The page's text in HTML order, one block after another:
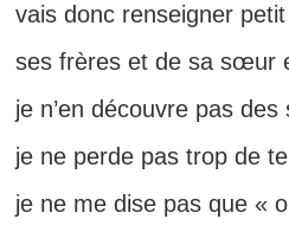
vais donc renseigner
ses frères et de sa sœur
je n’en découvre pas
je ne perde pas trop de
je ne me dise pas que «